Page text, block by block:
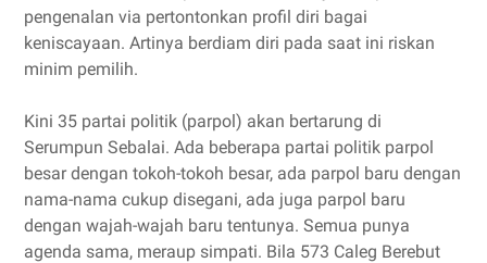
pengenalan via pertontonkan profil diri bagai
keniscayaan. Artinya berdiam diri pada saat ini riskan
minim pemilih.
Kini 35 partai politik (parpol) akan bertarung di
Serumpun Sebalai. Ada beberapa partai politik parpol
besar dengan tokoh-tokoh besar, ada parpol baru dengan
nama-nama cukup disegani, ada juga parpol baru
dengan wajah-wajah baru tentunya. Semua punya
agenda sama, meraup simpati. Bila 573 Caleg Berebut